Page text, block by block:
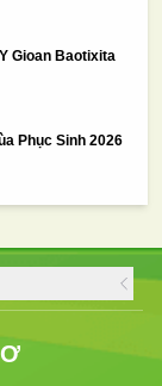
Gioan Baotixita
Phục Sinh 2026
báo: Thánh
tớ Chúa – Cha